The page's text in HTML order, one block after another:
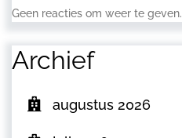
Geen reacties om weer te geven.
Archief
augustus 2026